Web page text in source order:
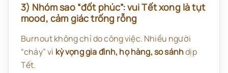
3) Nhóm sao “đốt phúc”: vui Tết xong là tụt
mood, cảm giác trống rỗng
Burnout không chỉ do công việc. Nhiều người
“cháy” vì kỳ vọng gia đình, họ hàng, so sánhdịp
Tết.